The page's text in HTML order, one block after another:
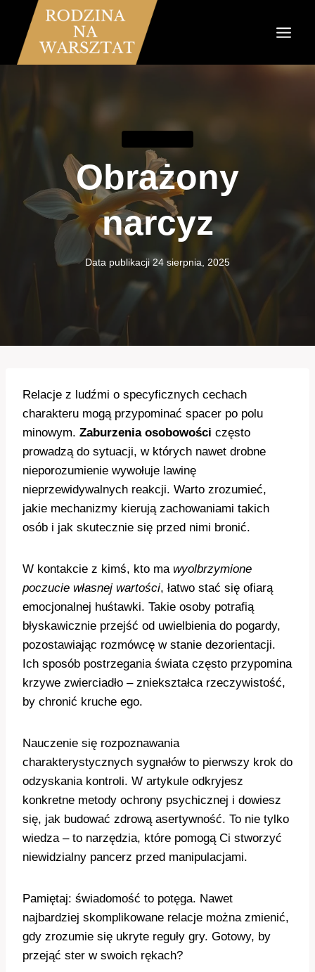
Przejdź
treści
Obrażony
narcyz
Data publikacji 24 sierpnia, 2025
Relacje z ludźmi o specyficznych cechach
charakteru mogą przypominać spacer po polu
minowym. Zaburzenia osobowości często
prowadzą do sytuacji, w których nawet drobne
nieporozumienie wywołuje lawinę
nieprzewidywalnych reakcji. Warto zrozumieć,
jakie mechanizmy kierują zachowaniami takich
osób i jak skutecznie się przed nimi bronić.
W kontakcie z kimś, kto ma wyolbrzymione
poczucie własnej wartości, łatwo stać się ofiarą
emocjonalnej huśtawki. Takie osoby potrafią
błyskawicznie przejść od uwielbienia do pogardy,
pozostawiając rozmówcę w stanie dezorientacji.
Ich sposób postrzegania świata często przypomina
krzywe zwierciadło – zniekształca rzeczywistość,
by chronić kruche ego.
Nauczenie się rozpoznawania
charakterystycznych sygnałów to pierwszy krok do
odzyskania kontroli. W artykule odkryjesz
konkretne metody ochrony psychicznej i dowiesz
się, jak budować zdrową asertywność. To nie tylko
wiedza – to narzędzia, które pomogą Ci stworzyć
niewidzialny pancerz przed manipulacjami.
Pamiętaj: świadomość to potęga. Nawet
najbardziej skomplikowane relacje można zmienić,
gdy zrozumie się ukryte reguły gry. Gotowy, by
przejąć ster w swoich rękach?